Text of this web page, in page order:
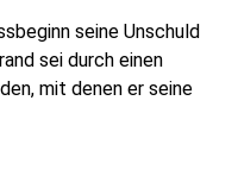
seine Unschuld
sei durch einen
mit denen er seine